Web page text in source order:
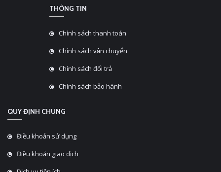
THÔNG TIN
Chính sách thanh toán
Chính sách vận chuyển
Chính sách đổi trả
Chính sách bảo hành
QUY ĐỊNH CHUNG
Điều khoản sử dụng
Điều khoản giao dịch